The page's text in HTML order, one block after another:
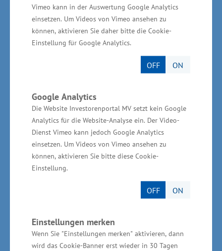
Vimeo kann in der Auswertung Google Analytics
einsetzen. Um Videos von Vimeo ansehen zu
können, aktivieren Sie daher bitte die Cookie-
Einstellung für Google Analytics.
OFF ON
Google Analytics
Die Website Investorenportal MV setzt kein Google
Analytics für die Website-Analyse ein. Der Video-
Dienst Vimeo kann jedoch Google Analytics
einsetzen. Um Videos von Vimeo ansehen zu
können, aktivieren Sie bitte diese Cookie-
Einstellung.
OFF ON
Einstellungen merken
Wenn Sie "Einstellungen merken" aktivieren, dann
wird das Cookie-Banner erst wieder in 30 Tagen
Die Gesamtinvestition beträgt rund 9,9
Millionen Euro. Das Wirtschaftsministerium
plant bei Vorlage aller Unterlagen eine
Förderung in Höhe von 9,9 Millionen Euro aus
Über das Fraunhofer Institut für
Großstrukturen in der
Produktionstechnik (IGP)
Die Forschungsschwerpunkte des Fraunhofer
Instituts für Großstrukturen in der
Produktionstechnik bilden ingenieurtechnische
anderen Bereichen der Industrie. Die
wissenschaftlichen Kompetenzen umfassen